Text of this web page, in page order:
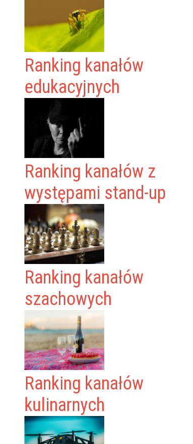
Ranking kanałów
edukacyjnych
Ranking kanałów z
występami stand-up
Ranking kanałów
szachowych
Ranking kanałów
kulinarnych